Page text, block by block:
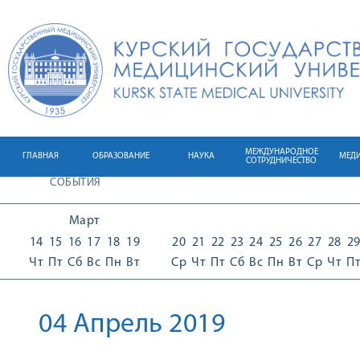
ГЛАВНАЯ ОБРАЗОВАНИЕ НАУКА
МЕЖДУНАРОДНОЕ
СОТРУДНИЧЕСТВО
СОБЫТИЯ
Март
14
Чт
15
Пт
16
Сб
17
Вс
18
Пн
19
Вт
20
Ср
21
Чт
22
Пт
23
Сб
24
Вс
25
Пн
26
Вт
27
Ср
28
Чт
29
Пт
04 Апрель 2019